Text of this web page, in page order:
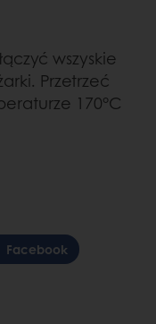
wszyskie
Przetrzeć
170°C
Facebook